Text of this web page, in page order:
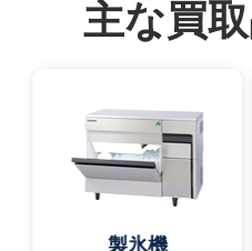
主な買
製氷機